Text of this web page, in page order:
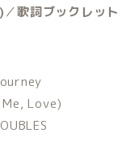
／歌詞ブックレット
Love)